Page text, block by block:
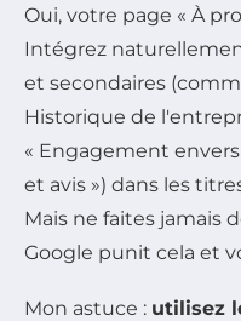
Oui, votre page « À
Intégrez
et secondaires
Historique de
« Engagement
et avis ») dans les
Mais ne faites jamais
Google punit cela et
Mon astuce : utilisez